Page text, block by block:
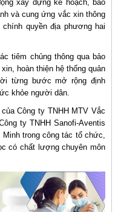
xây dựng kế hoạch, bảo
và cung ứng vắc xin thông
quyền địa phương hai
tiêm chủng thông qua bảo
hoàn thiện hệ thống quản
từng bước mở rộng định
khỏe người dân.
Công ty TNHH MTV Vắc
ty TNHH Sanofi-Aventis
trong công tác tổ chức,
có chất lượng chuyên môn